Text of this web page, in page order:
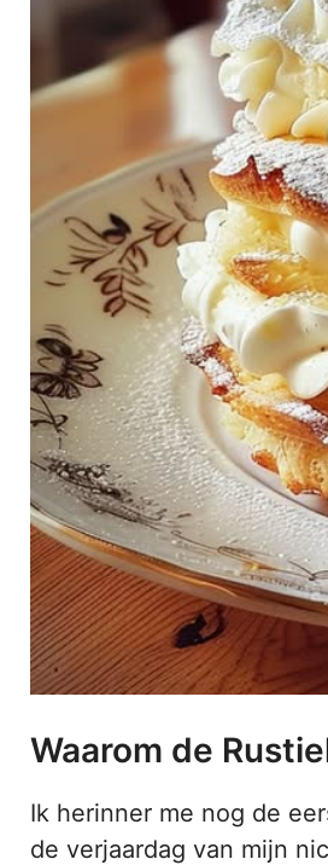
Waarom de
Ik herinner me nog de
de verjaardag van mijn